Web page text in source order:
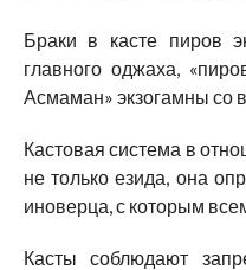
Браки в касте пиров
главного оджаха,
Асмаман» экзогамны со
Кастовая система в
не только езида, она
иноверца, с которым
Касты соблюдают